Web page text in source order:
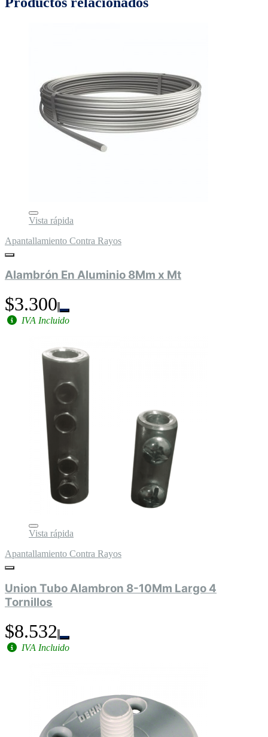
Vista rápida
Apantallamiento Contra Rayos
Alambrón En Aluminio 8Mm x Mt
$3.300
IVA Incluido
Vista rápida
Apantallamiento Contra Rayos
Union Tubo Alambron 8-10Mm Largo 4
Tornillos
$8.532
IVA Incluido